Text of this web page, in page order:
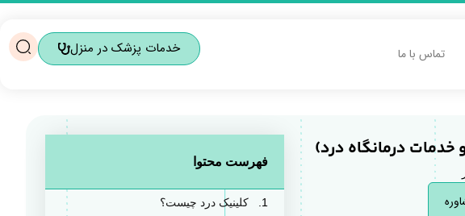
تماس با ما خدمات پزشک در منزل
درمانگاه درد)
فهرست محتوا
کلینیک درد چیست؟